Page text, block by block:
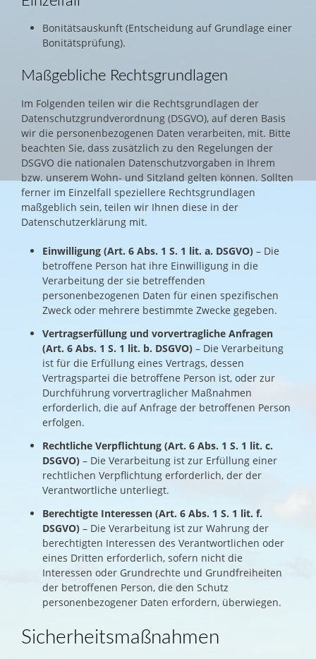
Bonitätsauskunft (Entscheidung auf Grundlage einer
Bonitätsprüfung).
Maßgebliche Rechtsgrundlagen
Im Folgenden teilen wir die Rechtsgrundlagen der
Datenschutzgrundverordnung (DSGVO), auf deren Basis
wir die personenbezogenen Daten verarbeiten, mit. Bitte
beachten Sie, dass zusätzlich zu den Regelungen der
DSGVO die nationalen Datenschutzvorgaben in Ihrem
bzw. unserem Wohn- und Sitzland gelten können. Sollten
ferner im Einzelfall speziellere Rechtsgrundlagen
maßgeblich sein, teilen wir Ihnen diese in der
Datenschutzerklärung mit.
Einwilligung (Art. 6 Abs. 1 S. 1 lit. a. DSGVO) – Die
betroffene Person hat ihre Einwilligung in die
Verarbeitung der sie betreffenden
personenbezogenen Daten für einen spezifischen
Zweck oder mehrere bestimmte Zwecke gegeben.
Vertragserfüllung und vorvertragliche Anfragen
(Art. 6 Abs. 1 S. 1 lit. b. DSGVO) – Die Verarbeitung
ist für die Erfüllung eines Vertrags, dessen
Vertragspartei die betroffene Person ist, oder zur
Durchführung vorvertraglicher Maßnahmen
erforderlich, die auf Anfrage der betroffenen Person
erfolgen.
Rechtliche Verpflichtung (Art. 6 Abs. 1 S. 1 lit. c.
DSGVO) – Die Verarbeitung ist zur Erfüllung einer
rechtlichen Verpflichtung erforderlich, der der
Verantwortliche unterliegt.
Berechtigte Interessen (Art. 6 Abs. 1 S. 1 lit. f.
DSGVO) – Die Verarbeitung ist zur Wahrung der
berechtigten Interessen des Verantwortlichen oder
eines Dritten erforderlich, sofern nicht die
Interessen oder Grundrechte und Grundfreiheiten
der betroffenen Person, die den Schutz
personenbezogener Daten erfordern, überwiegen.
Sicherheitsmaßnahmen